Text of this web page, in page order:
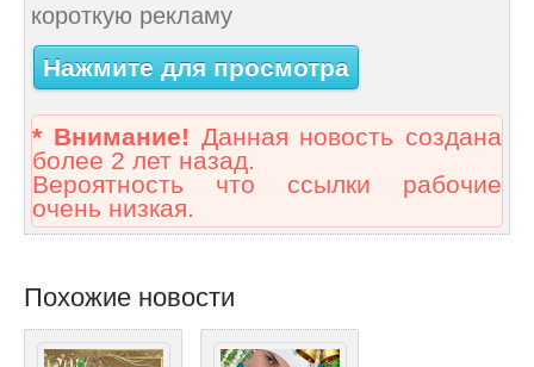
короткую рекламу
Нажмите для просмотра
* Внимание! Данная новость создана
более 2 лет назад.
Вероятность что ссылки рабочие
очень низкая.
Похожие новости